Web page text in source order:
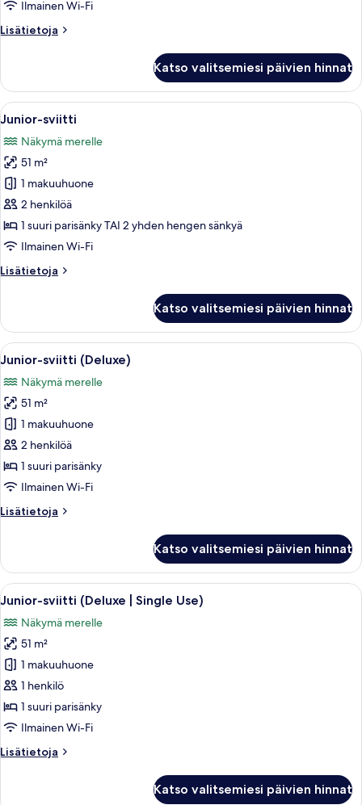
Ilmainen Wi-Fi
Lisätietoja
Lisätietoja
(Single
Use)
Katso valitsemiesi päivien hinnat
Avaa
kaikki
huonetyypin
Junior-
sviitti
kuvat
Hotellihuone, jossa on suuri sänky,
5
Junior-sviitti
Näkymä merelle
51 m²
1 makuuhuone
2 henkilöä
1 suuri parisänky TAI 2 yhden hengen sänkyä
Ilmainen Wi-Fi
Lisätietoja
Lisätietoja
Katso valitsemiesi päivien hinnat
Avaa
kaikki
huonetyypin
Junior-
sviitti
(Deluxe)
kuvat
5
Junior-sviitti (Deluxe)
Näkymä merelle
51 m²
1 makuuhuone
2 henkilöä
1 suuri parisänky
Ilmainen Wi-Fi
Lisätietoja
Lisätietoja
(Deluxe)
Katso valitsemiesi päivien hinnat
Avaa
kaikki
huonetyypin
Junior-
sviitti
(Deluxe
Single
kuvat
5
Junior-sviitti (Deluxe | Single Use)
Näkymä merelle
51 m²
1 makuuhuone
1 henkilö
1 suuri parisänky
Ilmainen Wi-Fi
Lisätietoja
Lisätietoja
Katso valitsemiesi päivien hinnat